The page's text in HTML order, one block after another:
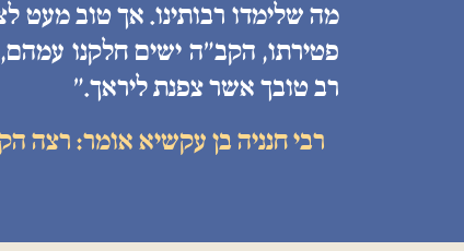
מה שלימדו רבותינו. אך טוב מעט
פטירתו, הקב״ה ישים חלקנו
רב טובך אשר צפנת ליראך.״
רבי חנניה בן עקשיא אומר: רצה